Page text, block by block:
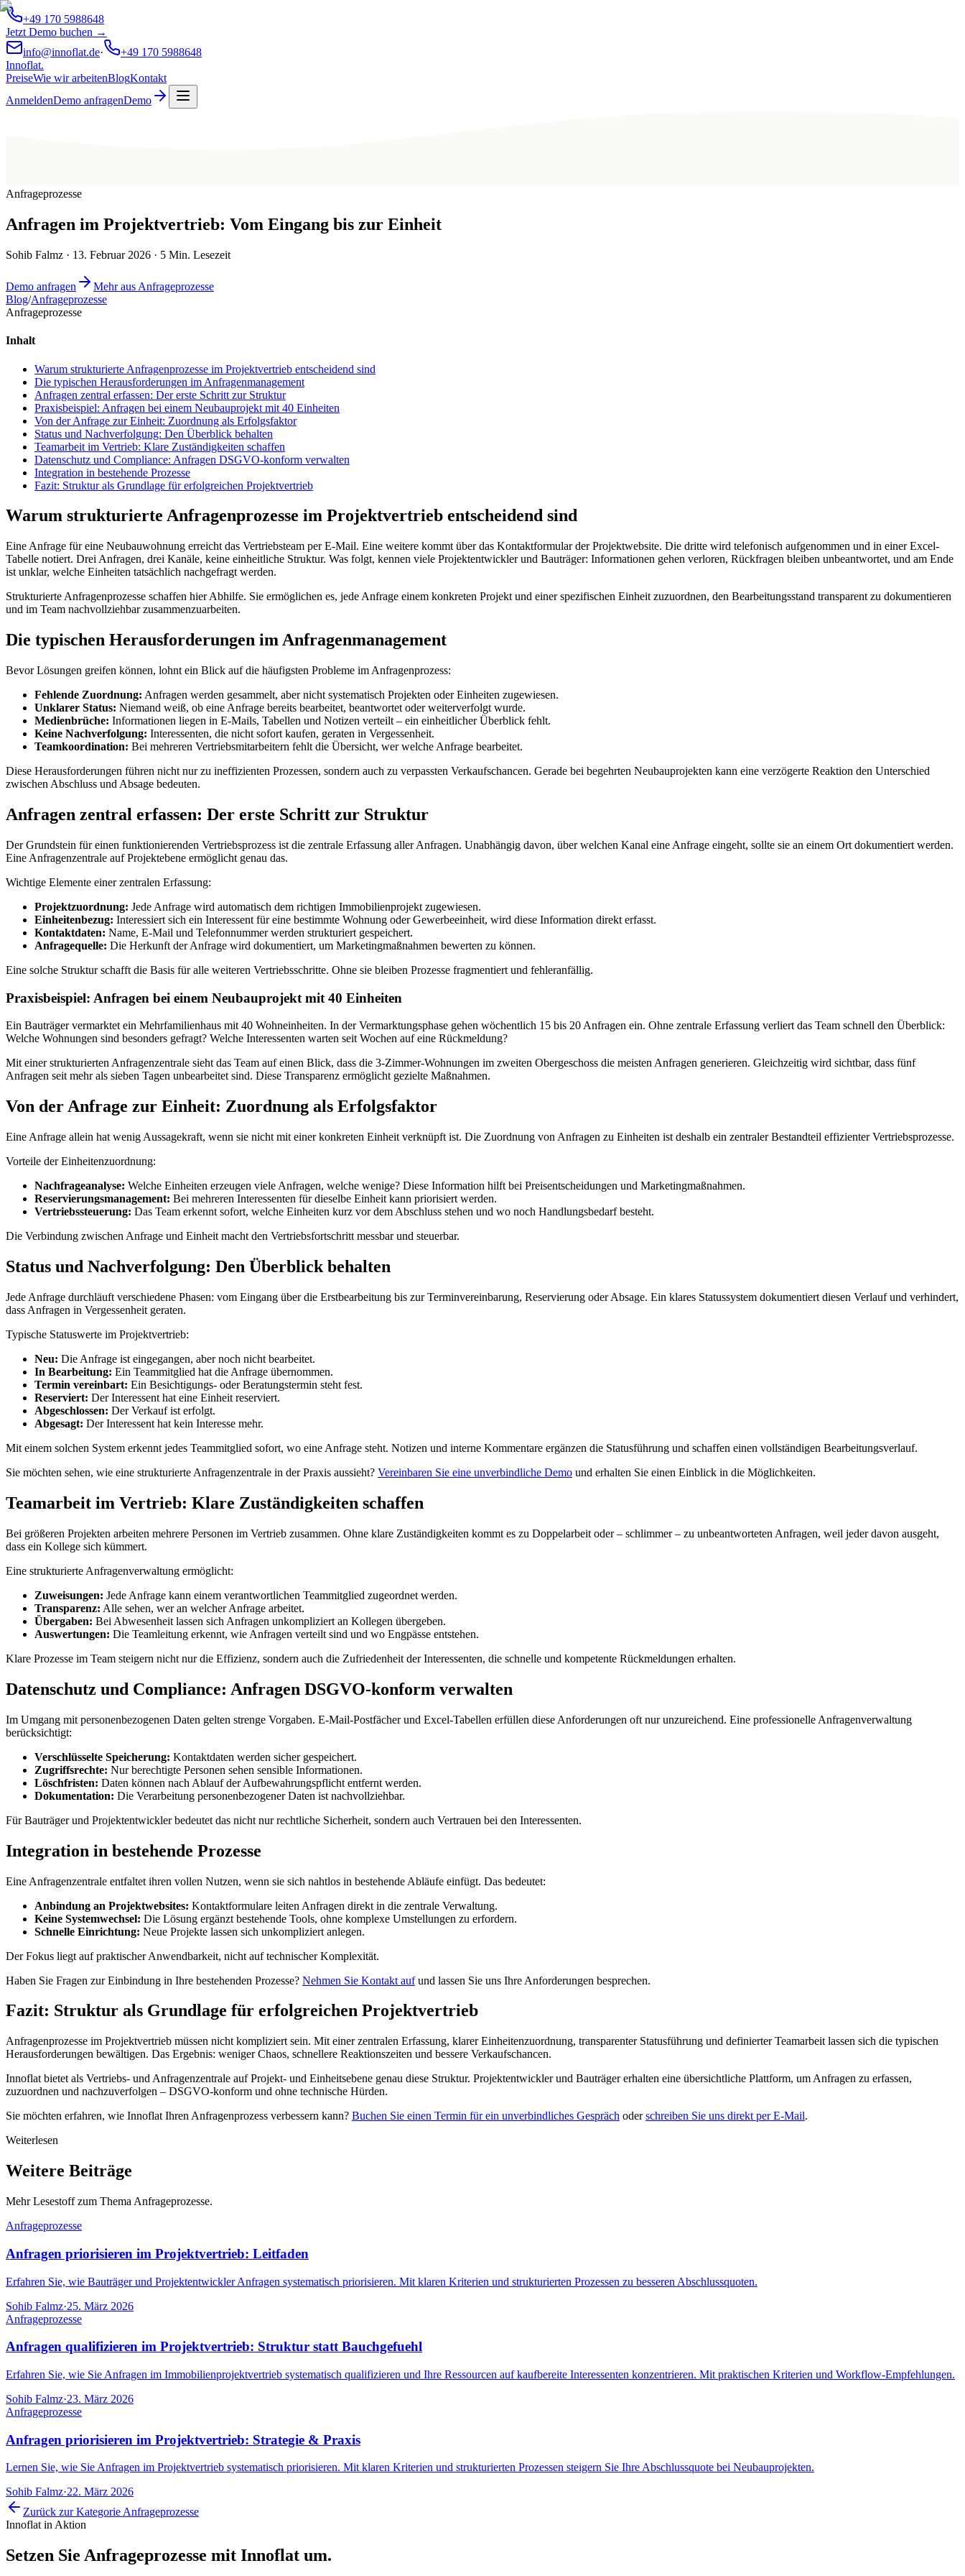
+49 170 5988648
Jetzt Demo buchen →
info@innoflat.de·
+49 170 5988648
Innoflat.
PreiseWie wir arbeitenBlogKontakt
AnmeldenDemo anfragenDemo
Anfrageprozesse
Anfragen im Projektvertrieb: Vom Eingang bis zur Einheit
Sohib Falmz · 13. Februar 2026 · 5 Min. Lesezeit
Demo anfragen
Mehr aus Anfrageprozesse
Blog/Anfrageprozesse
Anfrageprozesse
Inhalt
Warum strukturierte Anfragenprozesse im Projektvertrieb entscheidend sind
Die typischen Herausforderungen im Anfragenmanagement
Anfragen zentral erfassen: Der erste Schritt zur Struktur
Praxisbeispiel: Anfragen bei einem Neubauprojekt mit 40 Einheiten
Von der Anfrage zur Einheit: Zuordnung als Erfolgsfaktor
Status und Nachverfolgung: Den Überblick behalten
Teamarbeit im Vertrieb: Klare Zuständigkeiten schaffen
Datenschutz und Compliance: Anfragen DSGVO-konform verwalten
Integration in bestehende Prozesse
Fazit: Struktur als Grundlage für erfolgreichen Projektvertrieb
Warum strukturierte Anfragenprozesse im Projektvertrieb entscheidend sind
Eine Anfrage für eine Neubauwohnung erreicht das Vertriebsteam per E-Mail. Eine weitere kommt über das Kontaktformular der Projektwebsite. Die dritte wird telefonisch aufgenommen und in einer Excel-
Tabelle notiert. Drei Anfragen, drei Kanäle, keine einheitliche Struktur. Was folgt, kennen viele Projektentwickler und Bauträger: Informationen gehen verloren, Rückfragen bleiben unbeantwortet, und am Ende
ist unklar, welche Einheiten tatsächlich nachgefragt werden.
Strukturierte Anfragenprozesse schaffen hier Abhilfe. Sie ermöglichen es, jede Anfrage einem konkreten Projekt und einer spezifischen Einheit zuzuordnen, den Bearbeitungsstand transparent zu dokumentieren
und im Team nachvollziehbar zusammenzuarbeiten.
Die typischen Herausforderungen im Anfragenmanagement
Bevor Lösungen greifen können, lohnt ein Blick auf die häufigsten Probleme im Anfragenprozess:
Fehlende Zuordnung: Anfragen werden gesammelt, aber nicht systematisch Projekten oder Einheiten zugewiesen.
Unklarer Status: Niemand weiß, ob eine Anfrage bereits bearbeitet, beantwortet oder weiterverfolgt wurde.
Medienbrüche: Informationen liegen in E-Mails, Tabellen und Notizen verteilt – ein einheitlicher Überblick fehlt.
Keine Nachverfolgung: Interessenten, die nicht sofort kaufen, geraten in Vergessenheit.
Teamkoordination: Bei mehreren Vertriebsmitarbeitern fehlt die Übersicht, wer welche Anfrage bearbeitet.
Diese Herausforderungen führen nicht nur zu ineffizienten Prozessen, sondern auch zu verpassten Verkaufschancen. Gerade bei begehrten Neubauprojekten kann eine verzögerte Reaktion den Unterschied
zwischen Abschluss und Absage bedeuten.
Anfragen zentral erfassen: Der erste Schritt zur Struktur
Der Grundstein für einen funktionierenden Vertriebsprozess ist die zentrale Erfassung aller Anfragen. Unabhängig davon, über welchen Kanal eine Anfrage eingeht, sollte sie an einem Ort dokumentiert werden.
Eine Anfragenzentrale auf Projektebene ermöglicht genau das.
Wichtige Elemente einer zentralen Erfassung:
Projektzuordnung: Jede Anfrage wird automatisch dem richtigen Immobilienprojekt zugewiesen.
Einheitenbezug: Interessiert sich ein Interessent für eine bestimmte Wohnung oder Gewerbeeinheit, wird diese Information direkt erfasst.
Kontaktdaten: Name, E-Mail und Telefonnummer werden strukturiert gespeichert.
Anfragequelle: Die Herkunft der Anfrage wird dokumentiert, um Marketingmaßnahmen bewerten zu können.
Eine solche Struktur schafft die Basis für alle weiteren Vertriebsschritte. Ohne sie bleiben Prozesse fragmentiert und fehleranfällig.
Praxisbeispiel: Anfragen bei einem Neubauprojekt mit 40 Einheiten
Ein Bauträger vermarktet ein Mehrfamilienhaus mit 40 Wohneinheiten. In der Vermarktungsphase gehen wöchentlich 15 bis 20 Anfragen ein. Ohne zentrale Erfassung verliert das Team schnell den Überblick:
Welche Wohnungen sind besonders gefragt? Welche Interessenten warten seit Wochen auf eine Rückmeldung?
Mit einer strukturierten Anfragenzentrale sieht das Team auf einen Blick, dass die 3-Zimmer-Wohnungen im zweiten Obergeschoss die meisten Anfragen generieren. Gleichzeitig wird sichtbar, dass fünf
Anfragen seit mehr als sieben Tagen unbearbeitet sind. Diese Transparenz ermöglicht gezielte Maßnahmen.
Von der Anfrage zur Einheit: Zuordnung als Erfolgsfaktor
Eine Anfrage allein hat wenig Aussagekraft, wenn sie nicht mit einer konkreten Einheit verknüpft ist. Die Zuordnung von Anfragen zu Einheiten ist deshalb ein zentraler Bestandteil effizienter Vertriebsprozesse.
Vorteile der Einheitenzuordnung:
Nachfrageanalyse: Welche Einheiten erzeugen viele Anfragen, welche wenige? Diese Information hilft bei Preisentscheidungen und Marketingmaßnahmen.
Reservierungsmanagement: Bei mehreren Interessenten für dieselbe Einheit kann priorisiert werden.
Vertriebssteuerung: Das Team erkennt sofort, welche Einheiten kurz vor dem Abschluss stehen und wo noch Handlungsbedarf besteht.
Die Verbindung zwischen Anfrage und Einheit macht den Vertriebsfortschritt messbar und steuerbar.
Status und Nachverfolgung: Den Überblick behalten
Jede Anfrage durchläuft verschiedene Phasen: vom Eingang über die Erstbearbeitung bis zur Terminvereinbarung, Reservierung oder Absage. Ein klares Statussystem dokumentiert diesen Verlauf und verhindert,
dass Anfragen in Vergessenheit geraten.
Typische Statuswerte im Projektvertrieb:
Neu: Die Anfrage ist eingegangen, aber noch nicht bearbeitet.
In Bearbeitung: Ein Teammitglied hat die Anfrage übernommen.
Termin vereinbart: Ein Besichtigungs- oder Beratungstermin steht fest.
Reserviert: Der Interessent hat eine Einheit reserviert.
Abgeschlossen: Der Verkauf ist erfolgt.
Abgesagt: Der Interessent hat kein Interesse mehr.
Mit einem solchen System erkennt jedes Teammitglied sofort, wo eine Anfrage steht. Notizen und interne Kommentare ergänzen die Statusführung und schaffen einen vollständigen Bearbeitungsverlauf.
Sie möchten sehen, wie eine strukturierte Anfragenzentrale in der Praxis aussieht? Vereinbaren Sie eine unverbindliche Demo und erhalten Sie einen Einblick in die Möglichkeiten.
Teamarbeit im Vertrieb: Klare Zuständigkeiten schaffen
Bei größeren Projekten arbeiten mehrere Personen im Vertrieb zusammen. Ohne klare Zuständigkeiten kommt es zu Doppelarbeit oder – schlimmer – zu unbeantworteten Anfragen, weil jeder davon ausgeht,
dass ein Kollege sich kümmert.
Eine strukturierte Anfragenverwaltung ermöglicht:
Zuweisungen: Jede Anfrage kann einem verantwortlichen Teammitglied zugeordnet werden.
Transparenz: Alle sehen, wer an welcher Anfrage arbeitet.
Übergaben: Bei Abwesenheit lassen sich Anfragen unkompliziert an Kollegen übergeben.
Auswertungen: Die Teamleitung erkennt, wie Anfragen verteilt sind und wo Engpässe entstehen.
Klare Prozesse im Team steigern nicht nur die Effizienz, sondern auch die Zufriedenheit der Interessenten, die schnelle und kompetente Rückmeldungen erhalten.
Datenschutz und Compliance: Anfragen DSGVO-konform verwalten
Im Umgang mit personenbezogenen Daten gelten strenge Vorgaben. E-Mail-Postfächer und Excel-Tabellen erfüllen diese Anforderungen oft nur unzureichend. Eine professionelle Anfragenverwaltung
berücksichtigt:
Verschlüsselte Speicherung: Kontaktdaten werden sicher gespeichert.
Zugriffsrechte: Nur berechtigte Personen sehen sensible Informationen.
Löschfristen: Daten können nach Ablauf der Aufbewahrungspflicht entfernt werden.
Dokumentation: Die Verarbeitung personenbezogener Daten ist nachvollziehbar.
Für Bauträger und Projektentwickler bedeutet das nicht nur rechtliche Sicherheit, sondern auch Vertrauen bei den Interessenten.
Integration in bestehende Prozesse
Eine Anfragenzentrale entfaltet ihren vollen Nutzen, wenn sie sich nahtlos in bestehende Abläufe einfügt. Das bedeutet:
Anbindung an Projektwebsites: Kontaktformulare leiten Anfragen direkt in die zentrale Verwaltung.
Keine Systemwechsel: Die Lösung ergänzt bestehende Tools, ohne komplexe Umstellungen zu erfordern.
Schnelle Einrichtung: Neue Projekte lassen sich unkompliziert anlegen.
Der Fokus liegt auf praktischer Anwendbarkeit, nicht auf technischer Komplexität.
Haben Sie Fragen zur Einbindung in Ihre bestehenden Prozesse? Nehmen Sie Kontakt aufund lassen Sie uns Ihre Anforderungen besprechen.
Fazit: Struktur als Grundlage für erfolgreichen Projektvertrieb
Anfragenprozesse im Projektvertrieb müssen nicht kompliziert sein. Mit einer zentralen Erfassung, klarer Einheitenzuordnung, transparenter Statusführung und definierter Teamarbeit lassen sich die typischen
Herausforderungen bewältigen. Das Ergebnis: weniger Chaos, schnellere Reaktionszeiten und bessere Verkaufschancen.
Innoflat bietet als Vertriebs- und Anfragenzentrale auf Projekt- und Einheitsebene genau diese Struktur. Projektentwickler und Bauträger erhalten eine übersichtliche Plattform, um Anfragen zu erfassen,
zuzuordnen und nachzuverfolgen – DSGVO-konform und ohne technische Hürden.
Sie möchten erfahren, wie Innoflat Ihren Anfragenprozess verbessern kann? Buchen Sie einen Termin für ein unverbindliches Gespräch oderschreiben Sie uns direkt per E-Mail.
Weiterlesen
Weitere Beiträge
Mehr Lesestoff zum Thema Anfrageprozesse.
Anfrageprozesse
Anfragen priorisieren im Projektvertrieb: Leitfaden
Erfahren Sie, wie Bauträger und Projektentwickler Anfragen systematisch priorisieren. Mit klaren Kriterien und strukturierten Prozessen zu besseren Abschlussquoten.
Sohib Falmz·25. März 2026
Anfrageprozesse
Anfragen qualifizieren im Projektvertrieb: Struktur statt Bauchgefuehl
Erfahren Sie, wie Sie Anfragen im Immobilienprojektvertrieb systematisch qualifizieren und Ihre Ressourcen auf kaufbereite Interessenten konzentrieren. Mit praktischen Kriterien und Workflow-Empfehlungen.
Sohib Falmz·23. März 2026
Anfrageprozesse
Anfragen priorisieren im Projektvertrieb: Strategie & Praxis
Lernen Sie, wie Sie Anfragen im Projektvertrieb systematisch priorisieren. Mit klaren Kriterien und strukturierten Prozessen steigern Sie Ihre Abschlussquote bei Neubauprojekten.
Sohib Falmz·22. März 2026
Zurück zur KategorieAnfrageprozesse
Innoflat in Aktion
Setzen Sie Anfrageprozesse mit Innoflat um.